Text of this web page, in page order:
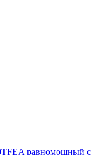
равномощный с